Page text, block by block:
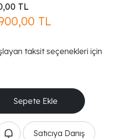
TL
TL
taksit seçenekleri için
Satıcıya Danış